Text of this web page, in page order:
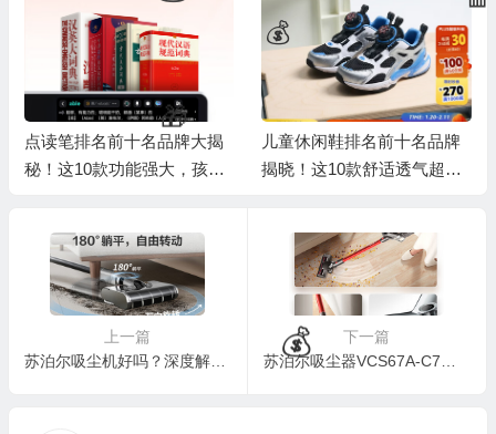
点读笔排名前十名品牌大揭
秘！这10款功能强大，孩子
儿童休闲鞋排名前十名品牌
揭晓！这10款舒适透气超好
上一篇
苏泊尔吸尘机好吗？深度解析EVS-AP吸尘器的使用体验
下一篇
🧧